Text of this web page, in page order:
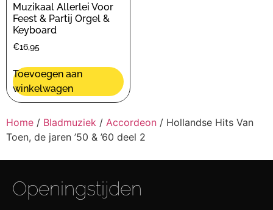
Muzikaal Allerlei Voor
Feest & Partij Orgel &
Keyboard
€16,95
Toevoegen aan
winkelwagen
Home / Bladmuziek / Accordeon / Hollandse Hits Van
Toen, de jaren ’50 & ’60 deel 2
Openingstijden